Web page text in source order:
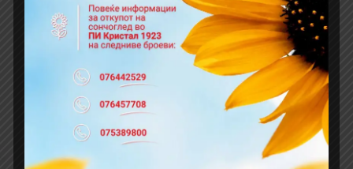
12 парчиња во картонска кутија